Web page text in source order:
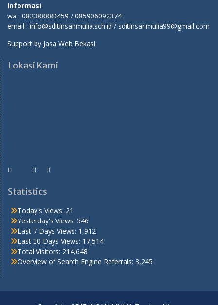
Informasi
wa : 082388880459 / 085906092374
email : info@sditinsanmulia.sch.id / sditinsanmulia99@gmail.com
Support by Jasa Web Bekasi
Lokasi Kami
Statistics
Today's Views: 21
Yesterday's Views: 546
Last 7 Days Views: 1,912
Last 30 Days Views: 17,514
Total Visitors: 214,648
Overview of Search Engine Referrals: 3,245